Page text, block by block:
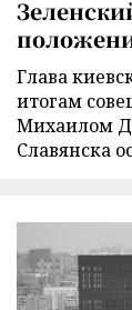
Глава
итогам
Михаилом
Славянска